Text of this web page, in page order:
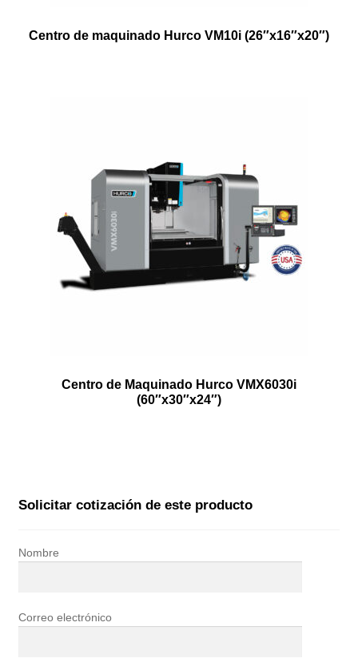
Centro de maquinado Hurco VM10i (26″x16″x20″)
Centro de Maquinado Hurco VMX6030i
(60″x30″x24″)
Solicitar cotización de este producto
Nombre
Correo electrónico